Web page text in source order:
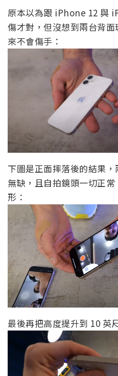
原本以為跟 iPhone 12 與
傷才對，但沒想到兩台背
來不會傷手：
下圖是正面摔落後的結果
無缺，且自拍鏡頭一切正
形：
最後再把高度提升到 10 英